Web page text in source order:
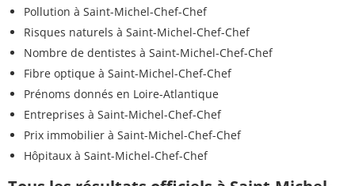
Pollution à Saint-Michel-Chef-Chef
Risques naturels à Saint-Michel-Chef-Chef
Nombre de dentistes à Saint-Michel-Chef-Chef
Fibre optique à Saint-Michel-Chef-Chef
Prénoms donnés en Loire-Atlantique
Entreprises à Saint-Michel-Chef-Chef
Prix immobilier à Saint-Michel-Chef-Chef
Hôpitaux à Saint-Michel-Chef-Chef